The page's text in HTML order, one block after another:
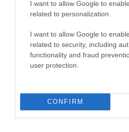
I want to allow Google to
related to personalization.
I want to allow Google to
related to security, including
functionality and fraud
user protection.
CONFIRM